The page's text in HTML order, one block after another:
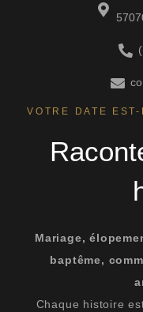
VOTRE DATE
Mariage,
baptême,
Chaque histoire